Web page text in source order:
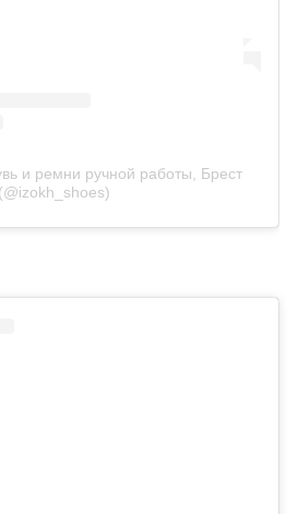
и ремни ручной работы, Брест
(@izokh_shoes)